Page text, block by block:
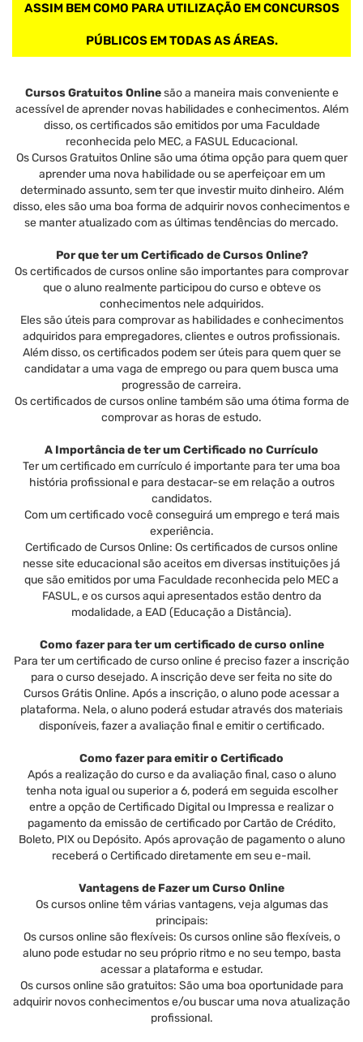
ASSIM BEM COMO PARA UTILIZAÇÃO EM CONCURSOS
PÚBLICOS EM TODAS AS ÁREAS.
Cursos Gratuitos Onlinesão a maneira mais conveniente e
acessível de aprender novas habilidades e conhecimentos. Além
disso, os certificados são emitidos por uma Faculdade
reconhecida pelo MEC, a FASUL Educacional.
Os Cursos Gratuitos Online são uma ótima opção para quem quer
aprender uma nova habilidade ou se aperfeiçoar em um
determinado assunto, sem ter que investir muito dinheiro. Além
disso, eles são uma boa forma de adquirir novos conhecimentos e
se manter atualizado com as últimas tendências do mercado.
Por que ter um Certificado de Cursos Online?
Os certificados de cursos online são importantes para comprovar
que o aluno realmente participou do curso e obteve os
conhecimentos nele adquiridos.
Eles são úteis para comprovar as habilidades e conhecimentos
adquiridos para empregadores, clientes e outros profissionais.
Além disso, os certificados podem ser úteis para quem quer se
candidatar a uma vaga de emprego ou para quem busca uma
progressão de carreira.
Os certificados de cursos online também são uma ótima forma de
comprovar as horas de estudo.
A Importância de ter um Certificado no Currículo
Ter um certificado em currículo é importante para ter uma boa
história profissional e para destacar-se em relação a outros
candidatos.
Com um certificado você conseguirá um emprego e terá mais
experiência.
Certificado de Cursos Online: Os certificados de cursos online
nesse site educacional são aceitos em diversas instituições já
que são emitidos por uma Faculdade reconhecida pelo MEC a
FASUL, e os cursos aqui apresentados estão dentro da
modalidade, a EAD (Educação a Distância).
Como fazer para ter um certificado de curso online
Para ter um certificado de curso online é preciso fazer a inscrição
para o curso desejado. A inscrição deve ser feita no site do
Cursos Grátis Online. Após a inscrição, o aluno pode acessar a
plataforma. Nela, o aluno poderá estudar através dos materiais
disponíveis, fazer a avaliação final e emitir o certificado.
Como fazer para emitir o Certificado
Após a realização do curso e da avaliação final, caso o aluno
tenha nota igual ou superior a 6, poderá em seguida escolher
entre a opção de Certificado Digital ou Impressa e realizar o
pagamento da emissão de certificado por Cartão de Crédito,
Boleto, PIX ou Depósito. Após aprovação de pagamento o aluno
receberá o Certificado diretamente em seu e-mail.
Vantagens de Fazer um Curso Online
Os cursos online têm várias vantagens, veja algumas das
principais:
Os cursos online são flexíveis: Os cursos online são flexíveis, o
aluno pode estudar no seu próprio ritmo e no seu tempo, basta
acessar a plataforma e estudar.
Os cursos online são gratuitos: São uma boa oportunidade para
adquirir novos conhecimentos e/ou buscar uma nova atualização
profissional.